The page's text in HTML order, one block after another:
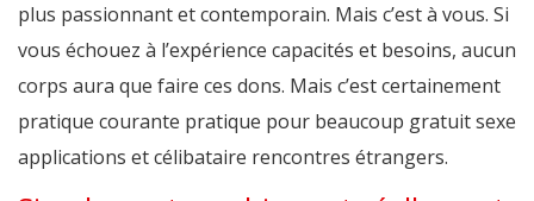
plus passionnant et contemporain. Mais c’est à vous. Si
vous échouez à l’expérience capacités et besoins, aucun
corps aura que faire ces dons. Mais c’est certainement
pratique courante pratique pour beaucoup gratuit sexe
applications et célibataire rencontres étrangers.